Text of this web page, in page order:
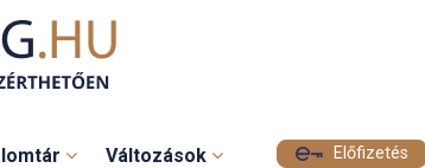
Változások Előfizetés